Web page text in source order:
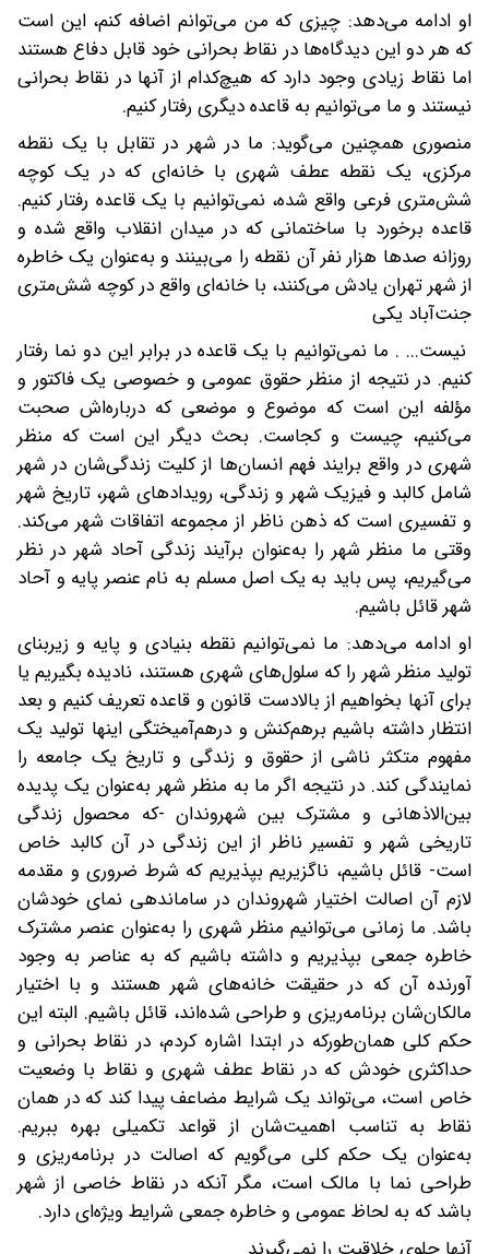
او ادامه می‌دهد: چیزی که من می‌توانم اضافه کنم، این است
که هر دو این دیدگاه‌ها در نقاط بحرانی خود قابل دفاع هستند
اما نقاط زیادی وجود دارد که هیچ‌کدام از آنها در نقاط بحرانی
نیستند و ما می‌توانیم به قاعده دیگری رفتار کنیم.
منصوری همچنین می‌گوید: ما در شهر در تقابل با یک نقطه
مرکزی، یک نقطه عطف شهری با خانه‌ای که در یک کوچه
شش‌متری فرعی واقع شده، نمی‌توانیم با یک قاعده رفتار کنیم.
قاعده برخورد با ساختمانی که در میدان انقلاب واقع شده و
روزانه صدها هزار نفر آن نقطه را می‌بینند و به‌عنوان یک خاطره
از شهر تهران یادش می‌کنند، با خانه‌ای واقع در کوچه شش‌متری
جنت‌آباد یکی
نیست... . ما نمی‌توانیم با یک قاعده در برابر این دو نما رفتار
کنیم. در نتیجه از منظر حقوق عمومی و خصوصی یک فاکتور و
مؤلفه این است که موضوع و موضعی که درباره‌اش صحبت
می‌کنیم، چیست و کجاست. بحث دیگر این است که منظر
شهری در واقع برایند فهم انسان‌ها از کلیت زندگی‌شان در شهر
شامل کالبد و فیزیک شهر و زندگی، رویدادهای شهر، تاریخ شهر
و تفسیری است که ذهن ناظر از مجموعه اتفاقات شهر می‌کند.
وقتی ما منظر شهر را به‌عنوان برآیند زندگی آحاد شهر در نظر
می‌گیریم، پس باید به یک اصل مسلم به نام عنصر پایه و آحاد
شهر قائل باشیم.
او ادامه می‌دهد: ما نمی‌توانیم نقطه بنیادی و پایه و زیربنای
تولید منظر شهر را که سلول‌های شهری هستند، نادیده بگیریم یا
برای آنها بخواهیم از بالادست قانون و قاعده تعریف کنیم و بعد
انتظار داشته باشیم برهم‌کنش و درهم‌آمیختگی اینها تولید یک
مفهوم متکثر ناشی از حقوق و زندگی و تاریخ یک جامعه را
نمایندگی کند. در نتیجه اگر ما به منظر شهر به‌عنوان یک پدیده
بین‌الاذهانی و مشترک بین شهروندان -که محصول زندگی
تاریخی شهر و تفسیر ناظر از این زندگی در آن کالبد خاص
است- قائل باشیم، ناگزیریم بپذیریم که شرط ضروری و مقدمه
لازم آن اصالت اختیار شهروندان در ساماندهی نمای خودشان
باشد. ما زمانی می‌توانیم منظر شهری را به‌عنوان عنصر مشترک
خاطره جمعی بپذیریم و داشته باشیم که به عناصر به‌ وجود
آورنده آن که در حقیقت خانه‌های شهر هستند و با اختیار
مالکان‌شان برنامه‌ریزی و طراحی شده‌اند، قائل باشیم. البته این
حکم کلی همان‌طورکه در ابتدا اشاره کردم، در نقاط بحرانی و
حداکثری خودش که در نقاط عطف شهری و نقاط با وضعیت
خاص است، می‌تواند یک شرایط مضاعف پیدا کند که در همان
نقاط به تناسب اهمیت‌شان از قواعد تکمیلی بهره ببریم.
به‌عنوان یک حکم کلی می‌گویم که اصالت در برنامه‌ریزی و
طراحی نما با مالک است، مگر آنکه در نقاط خاصی از شهر
باشد که به لحاظ عمومی و خاطره جمعی شرایط ویژه‌ای دارد.